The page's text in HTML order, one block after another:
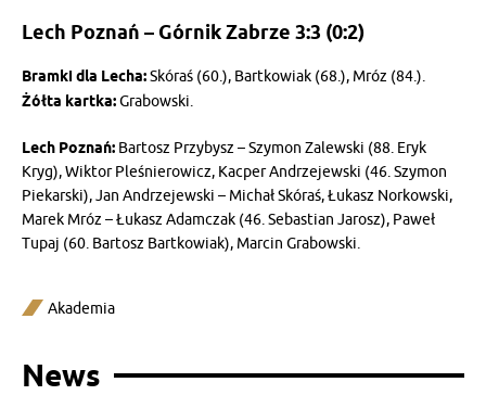
Lech Poznań – Górnik Zabrze 3:3 (0:2)
Bramki dla Lecha:Skóraś (60.), Bartkowiak (68.), Mróz (84.).
Żółta kartka:Grabowski.
Lech Poznań: Bartosz Przybysz – Szymon Zalewski (88. Eryk
Kryg), Wiktor Pleśnierowicz, Kacper Andrzejewski (46. Szymon
Piekarski), Jan Andrzejewski – Michał Skóraś, Łukasz Norkowski,
Marek Mróz – Łukasz Adamczak (46. Sebastian Jarosz), Paweł
Tupaj (60. Bartosz Bartkowiak), Marcin Grabowski.
Akademia
News